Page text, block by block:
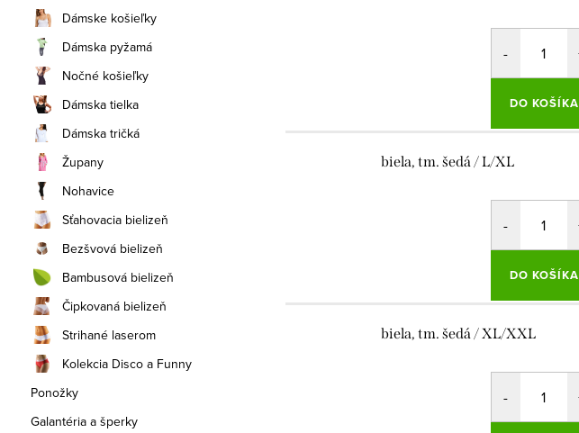
Dámske košieľky
Dámska pyžamá
Nočné košieľky
Dámska tielka
Dámska tričká
Župany
Nohavice
Sťahovacia bielizeň
Bezšvová bielizeň
Bambusová bielizeň
Čipkovaná bielizeň
Strihané laserom
Kolekcia Disco a Funny
Ponožky
Galantéria a šperky
DO KOŠÍKA
biela, tm. šedá / L/XL
DO KOŠÍKA
biela, tm. šedá / XL/XXL